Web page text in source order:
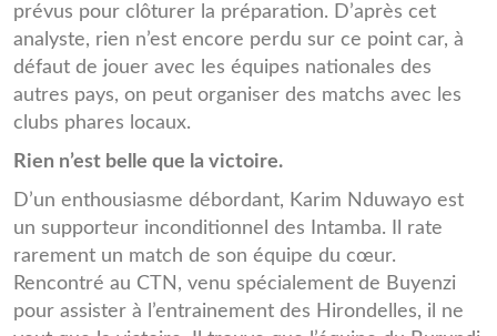
prévus pour clôturer la préparation. D’après cet
analyste, rien n’est encore perdu sur ce point car, à
défaut de jouer avec les équipes nationales des
autres pays, on peut organiser des matchs avec les
clubs phares locaux.
Rien n’est belle que la victoire.
D’un enthousiasme débordant, Karim Nduwayo est
un supporteur inconditionnel des Intamba. Il rate
rarement un match de son équipe du cœur.
Rencontré au CTN, venu spécialement de Buyenzi
pour assister à l’entrainement des Hirondelles, il ne